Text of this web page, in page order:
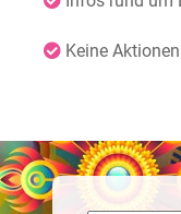
Keine